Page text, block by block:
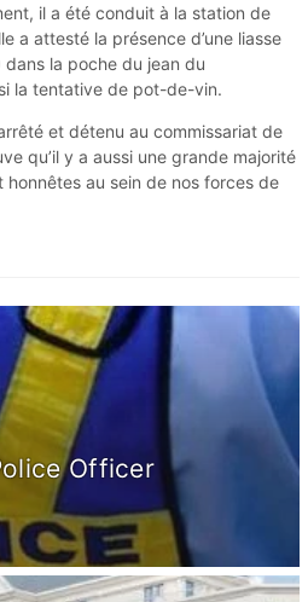
il a été conduit à la station de
a attesté la présence d’une liasse
la poche du jean du
la tentative de pot-de-vin.
et détenu au commissariat de
qu’il y a aussi une grande majorité
au sein de nos forces de
Officer